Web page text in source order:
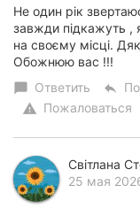
Не один рік
завжди підкажуть ,
на своєму місці.
Обожнюю вас !!!
chat_bubble Ответить reply
warning Пожаловаться
Світлана
25 мая